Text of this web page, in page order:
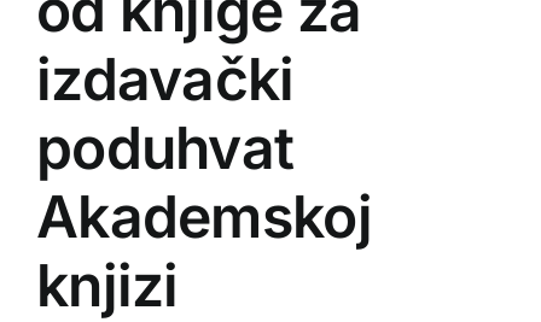
izdavački
poduhvat
Akademskoj
knjizi